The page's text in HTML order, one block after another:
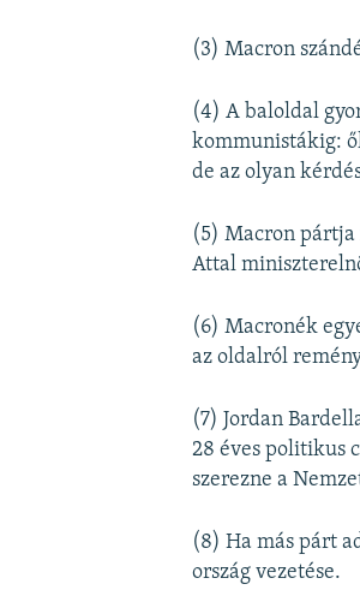
(3) Macron
(4) A baloldal
kommunistákig:
de az olyan
(5) Macron
Attal
(6) Macronék
az oldalról
(7) Jordan
28 éves politikus
szerezne a
(8) Ha más párt
ország vezetése.